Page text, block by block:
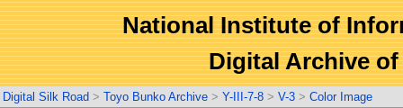
National Institute of
Digital Archive
Digital Silk Road > Toyo Bunko Archive > Y-III-7-8 > V-3 > Color Image